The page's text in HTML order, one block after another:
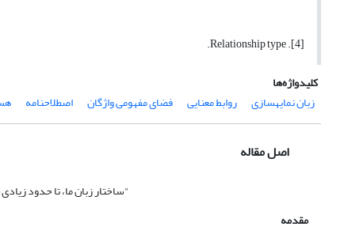
[4]. Relationship type.
کلیدواژه‌ها
زبان نمایه­سازی
روابط معنایی فضای مفهومی واژگان اصطلاحنامه
اصل مقاله
"ساختار زبان ما، تا حدود
مقدمه